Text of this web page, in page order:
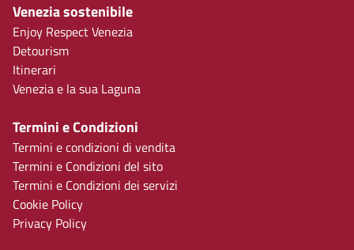
Venezia sostenibile
Enjoy Respect Venezia
Detourism
Itinerari
Venezia e la sua Laguna
Termini e Condizioni
Termini e condizioni di vendita
Termini e Condizioni del sito
Termini e Condizioni dei servizi
Cookie Policy
Privacy Policy